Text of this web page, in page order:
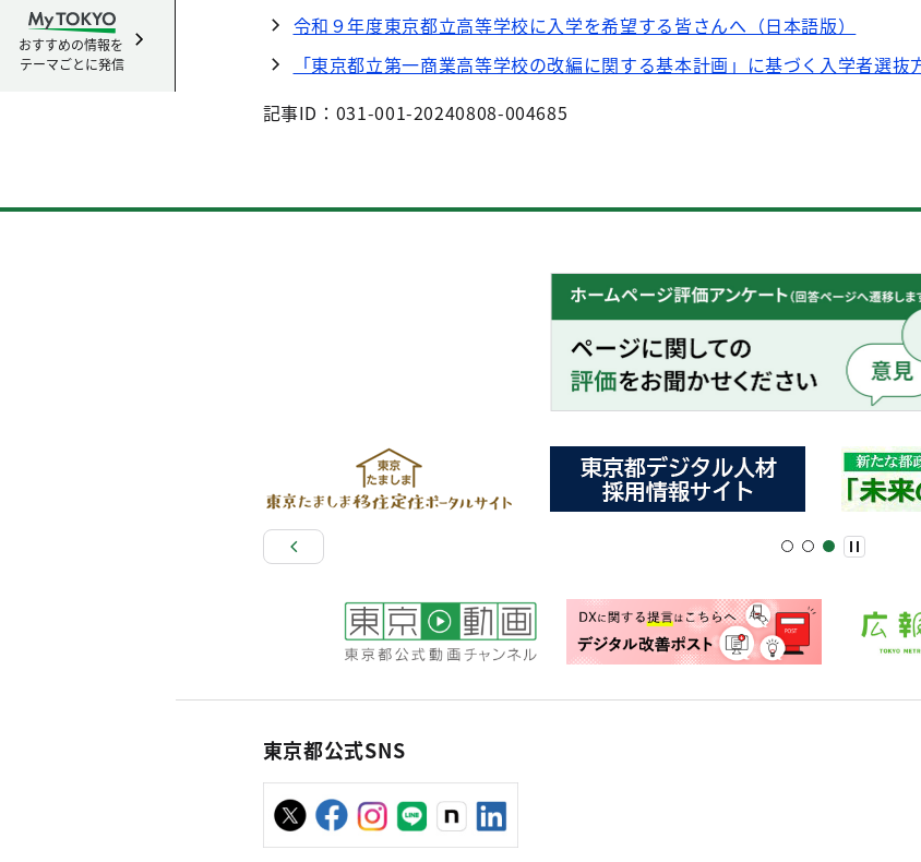
おすすめの情報を
テーマごとに発信
令和９年度東京都立高等学校に入学を希望する皆さんへ（日本語版）
「東京都立第一商業高等学校の改編に関する基本計画」に基づく入学者選抜
記事ID：031-001-20240808-004685
東京都公式SNS